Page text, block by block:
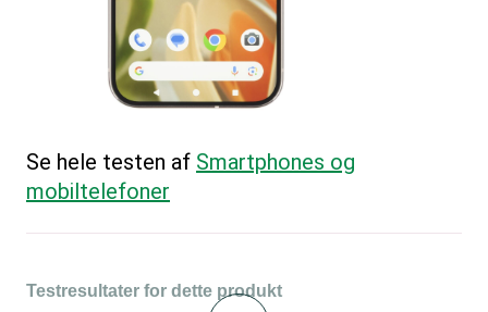
Se hele testen af Smartphones og
mobiltelefoner
Testresultater for dette produkt